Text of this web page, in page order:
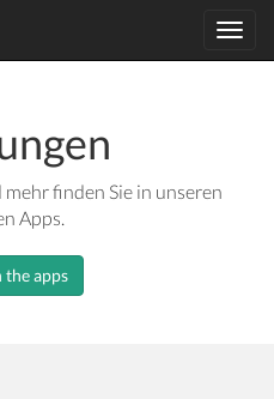
finden Sie in unseren
Apps.
the apps